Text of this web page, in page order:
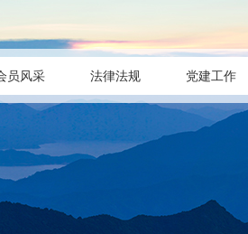
员风采 法律法规 党建工作